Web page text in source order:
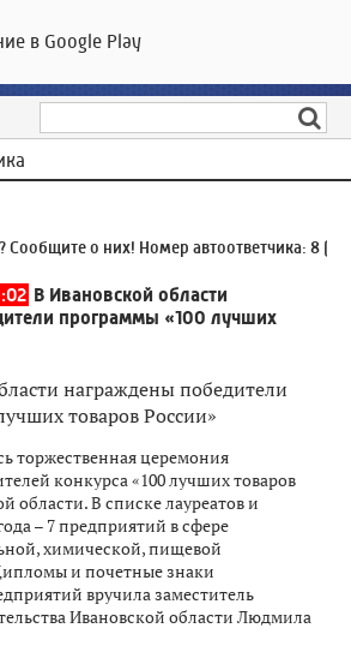
ГТРК «Ивтелерадио»
о них! Номер автоответчика:8
В Ивановской области
программы «100 лучших
торжественная церемония
конкурса «100 лучших товаров
области. В списке лауреатов и
– 7 предприятий в сфере
химической, пищевой
и почетные знаки
вручила заместитель
Ивановской области Людмила
в Google Play